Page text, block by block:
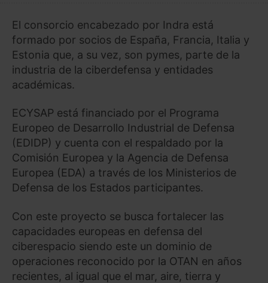
El consorcio encabezado por Indra está
formado por socios de España, Francia, Italia y
Estonia que, a su vez, son pymes, parte de la
industria de la ciberdefensa y entidades
académicas.
ECYSAP está financiado por el Programa
Europeo de Desarrollo Industrial de Defensa
(EDIDP) y cuenta con el respaldado por la
Comisión Europea y la Agencia de Defensa
Europea (EDA) a través de los Ministerios de
Defensa de los Estados participantes.
Con este proyecto se busca fortalecer las
capacidades europeas en defensa del
ciberespacio siendo este un dominio de
operaciones reconocido por la OTAN en años
recientes, al igual que el mar, aire, tierra y